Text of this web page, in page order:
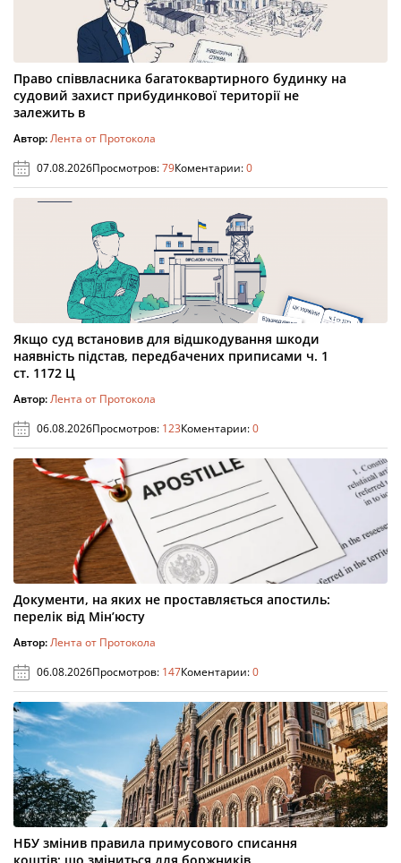
Право співвласника багатоквартирного будинку на
судовий захист прибудинкової території не
залежить в
Автор:Лента от Протокола
07.08.2026Просмотров:79Коментарии:0
Якщо суд встановив для відшкодування шкоди
наявність підстав, передбачених приписами ч. 1
ст. 1172 Ц
Автор:Лента от Протокола
06.08.2026Просмотров: 123Коментарии:0
Документи, на яких не проставляється апостиль:
перелік від Мін’юсту
Автор:Лента от Протокола
06.08.2026Просмотров: 147Коментарии:0
НБУ змінив правила примусового списання